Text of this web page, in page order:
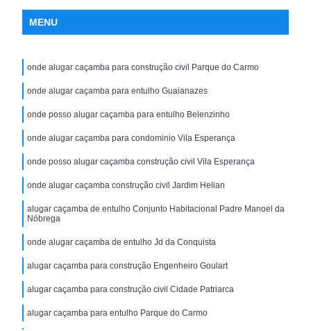
MENU
onde alugar caçamba para construção civil Parque do Carmo
onde alugar caçamba para entulho Guaianazes
onde posso alugar caçamba para entulho Belenzinho
onde alugar caçamba para condominio Vila Esperança
onde posso alugar caçamba construção civil Vila Esperança
onde alugar caçamba construção civil Jardim Helian
alugar caçamba de entulho Conjunto Habitacional Padre Manoel da
Nóbrega
onde alugar caçamba de entulho Jd da Conquista
alugar caçamba para construção Engenheiro Goulart
alugar caçamba para construção civil Cidade Patriarca
alugar caçamba para entulho Parque do Carmo